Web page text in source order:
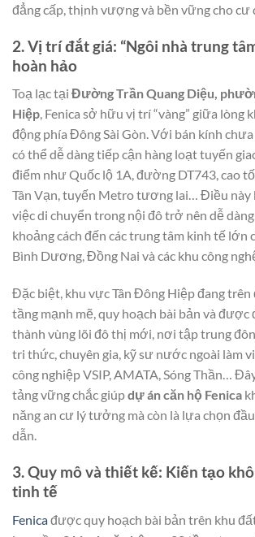
đẳng cấp, thịnh vượng và bền vững cho
2. Vị trí đắt giá: “Ngôi nhà trung
hoàn hảo
Toạ lạc tại Đường Trần Quang Diệu,
Hiệp, Fenica sở hữu vị trí “vàng” giữa lòng
động phía Đông Sài Gòn. Với bán kính
có thể dễ dàng tiếp cận hàng loạt tuyến
điểm như Quốc lộ 1A, đường DT743, cao
Tân Vạn, tuyến Metro tương lai… Điều này
việc di chuyển trong nội đô trở nên dễ
khoảng cách đến các trung tâm kinh tế lớn
Bình Dương, Đồng Nai và các khu công
Đặc biệt, khu vực Tân Đông Hiệp đang
tầng mạnh mẽ, quy hoạch bài bản và
thành vùng lõi đô thị mới, nơi tập trung
tri thức, chuyên gia, kỹ sư nước ngoài làm
công nghiệp VSIP, AMATA, Sóng Thần…
tảng vững chắc giúpdự án căn hộ Fenica
năng an cư lý tưởng mà còn là lựa chọn
dẫn.
3. Quy mô và thiết kế: Kiến tạo
tinh tế
Fenicađược quy hoạch bài bản trên khu